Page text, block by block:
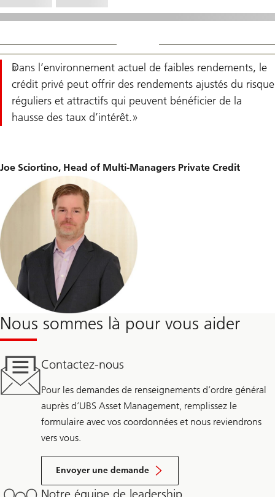
Dans l’environnement actuel de faibles rendements, le
crédit privé peut offrir des rendements ajustés du risque
réguliers et attractifs qui peuvent bénéficier de la
hausse des taux d’intérêt.
Joe Sciortino, Head of Multi-Managers Private Credit
Nous sommes là pour vous aider
Contactez-nous
Pour les demandes de renseignements d’ordre général
auprès d’UBS Asset Management, remplissez le
formulaire avec vos coordonnées et nous reviendrons
vers vous.
Envoyer une demande
Notre équipe de leadership